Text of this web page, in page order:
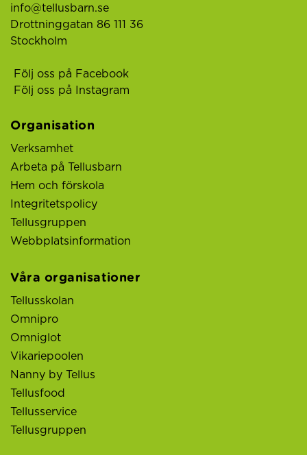
info@tellusbarn.se
Drottninggatan 86 111 36
Stockholm
Följ oss på Facebook
Följ oss på Instagram
Organisation
Verksamhet
Arbeta på Tellusbarn
Hem och förskola
Integritetspolicy
Tellusgruppen
Webbplatsinformation
Våra organisationer
Tellusskolan
Omnipro
Omniglot
Vikariepoolen
Nanny by Tellus
Tellusfood
Tellusservice
Tellusgruppen